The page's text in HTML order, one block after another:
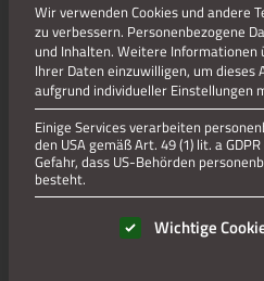
Wir verwenden Cookies und andere
zu verbessern. Personenbezogene
und Inhalten. Weitere Informationen
Ihrer Daten einzuwilligen, um dieses
aufgrund individueller Einstellungen
Einige Services verarbeiten
den USA gemäß Art. 49 (1) lit. a
Gefahr, dass US-Behörden
besteht.
Es folgt eine Liste der
Wichtige